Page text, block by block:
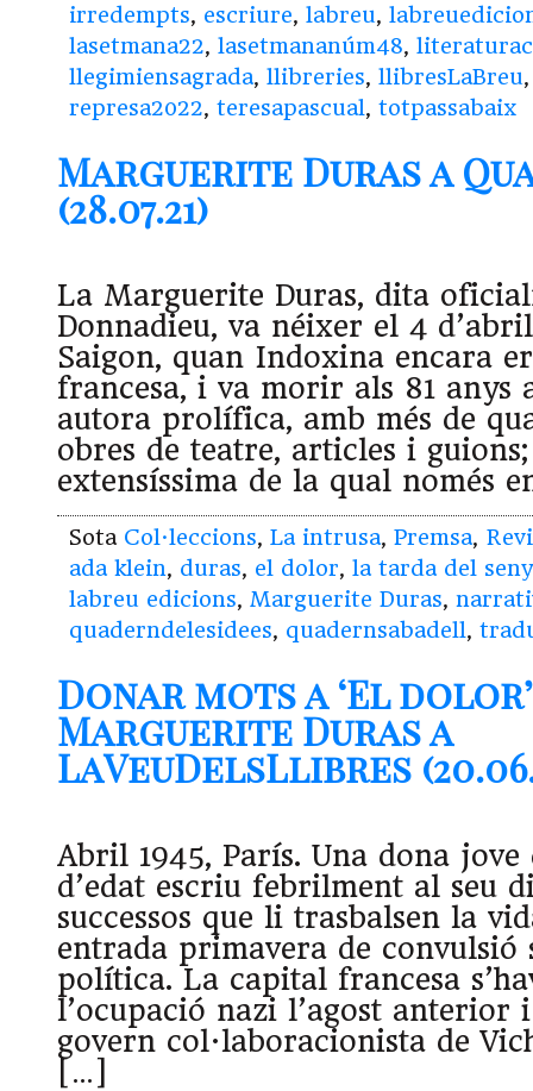
irredempts, escriure, labreu,
lasetmana22, lasetmananúm48,
llegimiensagrada, llibreries, llibresLaBreu
represa2022, teresapascual, totpassabaix
Marguerite Duras a
(28.07.21)
La Marguerite Duras, dita
Donnadieu, va néixer el 4
Saigon, quan Indoxina encara
francesa, i va morir als 81 anys
autora prolífica, amb més de
obres de teatre, articles i
extensíssima de la qual només
Sota Col·leccions, La intrusa, Premsa,
ada klein, duras, el dolor, la tarda del
labreu edicions, Marguerite Duras,
quaderndelesidees, quadernsabadell,
Donar mots a ‘El
Marguerite Duras a
LaVeuDelsLlibres
Abril 1945, París. Una dona jove
d’edat escriu febrilment al seu
successos que li trasbalsen la
entrada primavera de
política. La capital francesa
l’ocupació nazi l’agost anterior
govern col·laboracionista de
[…]